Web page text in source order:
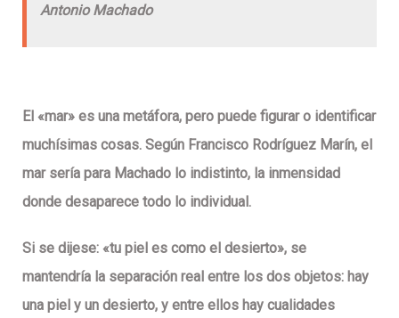
Antonio Machado
El «mar» es una metáfora, pero puede figurar o identificar
muchísimas cosas. Según Francisco Rodríguez Marín, el
mar sería para Machado lo indistinto, la inmensidad
donde desaparece todo lo individual.
Si se dijese: «tu piel es como el desierto», se
mantendría la separación real entre los dos objetos: hay
una piel y un desierto, y entre ellos hay cualidades